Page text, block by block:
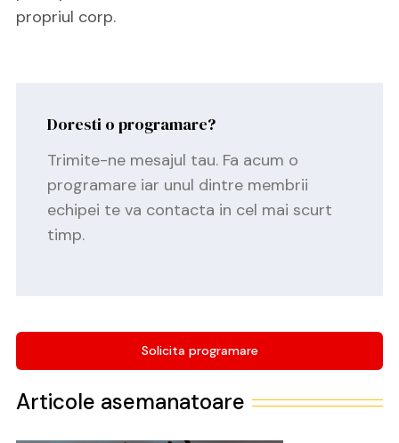
propriul corp.
Doresti o programare?
Trimite-ne mesajul tau. Fa acum o
programare iar unul dintre membrii
echipei te va contacta in cel mai scurt
timp.
Solicita programare
Articole asemanatoare